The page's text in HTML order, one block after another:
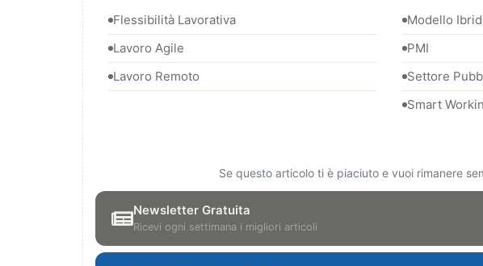
Flessibilità Lavorativa
Lavoro Agile
Lavoro Remoto
Modello
PMI
Settore
Smart
Se questo articolo ti è piaciuto e vuoi rimanere
Newsletter Gratuita
Ricevi ogni settimana i migliori articoli